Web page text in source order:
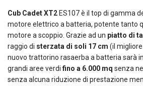
Cub Cadet XT2 ES107 è il top di gamma
motore elettrico a batteria, potente tanto
motore a scoppio. Grazie ad un piatto di
raggio di sterzata di soli 17 cm (il
nuovo trattorino rasaerba a batteria sarà
grandi aree verdi fino a 6.000 mq senza
senza alcuna riduzione di prestazione